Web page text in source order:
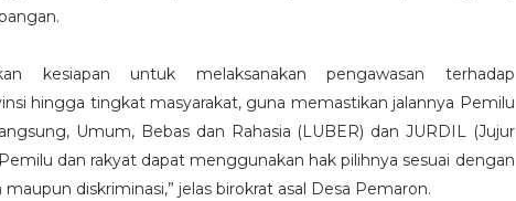
kesiapan untuk melaksanakan pengawasan terhadap
hingga tingkat masyarakat, guna memastikan jalannya Pemilu
Umum, Bebas dan Rahasia (LUBER) dan JURDIL (Jujur
dan rakyat dapat menggunakan hak pilihnya sesuai dengan
diskriminasi,” jelas birokrat asal Desa Pemaron.